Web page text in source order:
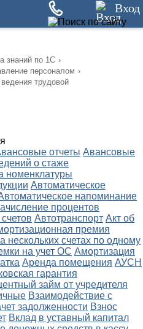
Вход
знаний по 1С ›
персоналом ›
трудовой
отчеты Авансовые
о стаже
номенклатуры
Автоматическое
напоминание
процентов
Автотранспорт Акт об
премия
нескольких счетах по одному
на учет ОС Амортизация
Аренда помещения АУСН
гарантия
займ от учредителя
Взаимодействие с
задолженности Взнос
Вклад в уставный капитал